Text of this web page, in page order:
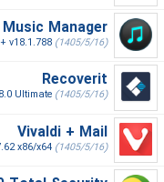
Manager
v18.1.788 (1405/5/16)
Recoverit
Ultimate (1405/5/16)
Vivaldi + Mail
x86/x64 (1405/5/16)